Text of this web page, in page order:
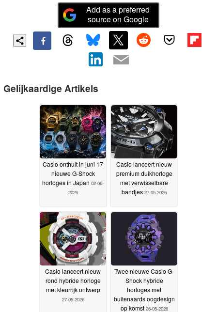
Add as a preferred
source on Google
Gelijkaardige Artikels
Casio onthult in juni 17
nieuwe G-Shock
horloges in Japan 02-06-
2026
Casio lanceert nieuw
premium duikhorloge
met verwisselbare
bandjes 27-05-2026
Casio lanceert nieuw
rond hybride horloge
met kleurrijk ontwerp
27-05-2026
Twee nieuwe Casio G-
Shock hybride
horloges met
buitenaards oogdesign
op komst 26-05-2026